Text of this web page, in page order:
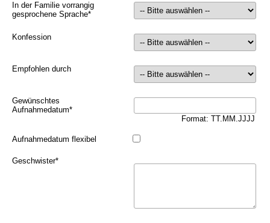
In der Familie vorrangig
gesprochene Sprache*
Konfession
Empfohlen durch
Gewünschtes
Aufnahmedatum*
Format: TT.MM.JJJJ
Aufnahmedatum flexibel
Geschwister*